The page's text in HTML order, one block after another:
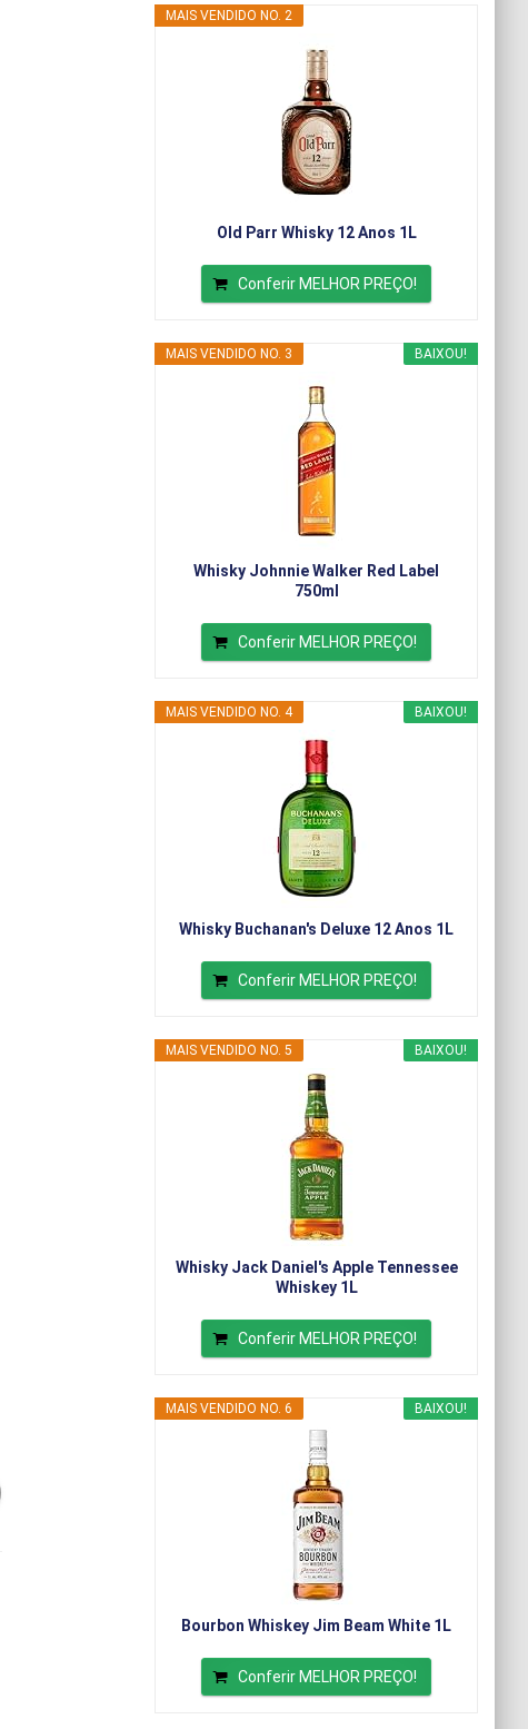
MAIS VENDIDO NO. 2
Old Parr Whisky 12 Anos 1L
Conferir MELHOR PREÇO!
BAIXOU!
MAIS VENDIDO NO. 3
Whisky Johnnie Walker Red Label
750ml
Conferir MELHOR PREÇO!
BAIXOU!
MAIS VENDIDO NO. 4
Whisky Buchanan's Deluxe 12 Anos 1L
Conferir MELHOR PREÇO!
BAIXOU!
MAIS VENDIDO NO. 5
Whisky Jack Daniel's Apple Tennessee
Whiskey 1L
Conferir MELHOR PREÇO!
BAIXOU!
MAIS VENDIDO NO. 6
Bourbon Whiskey Jim Beam White 1L
Conferir MELHOR PREÇO!